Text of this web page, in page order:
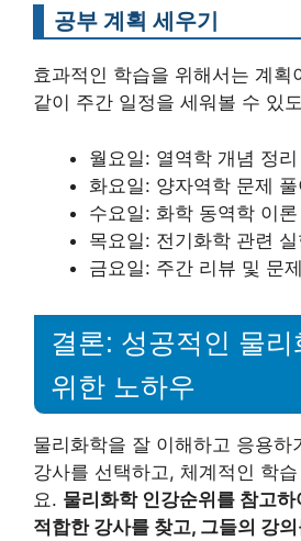
공부 계획 세우기
효과적인 학습을 위해서는 계획
같이 주간 일정을 세워볼 수 있
월요일: 열역학 개념 정리
화요일: 양자역학 문제 풀
수요일: 화학 동역학 이
목요일: 전기화학 관련
금요일: 주간 리뷰 및 문
결론: 성공적인 물
위한 노하우
물리화학을 잘 이해하고 응용하
강사를 선택하고, 체계적인 학
요. 물리화학 인강순위를 참고
적합한 강사를 찾고, 그들의 강